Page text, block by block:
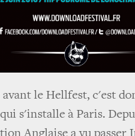
le Hellfest, c'est
s'installe à Paris.